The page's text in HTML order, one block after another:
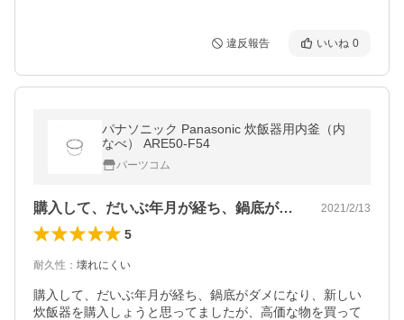
違反報告 いいね 0
パナソニック Panasonic 炊飯器用内釜（内
なべ） ARE50-F54
パーツコム
購入して、だいぶ年月が経ち、鍋底がダメ… 2021/2/13
5
耐久性 ： 壊れにくい
購入して、だいぶ年月が経ち、鍋底がダメになり、新しい
炊飯器を購入しょうと思ってましたが、高価な物を買って